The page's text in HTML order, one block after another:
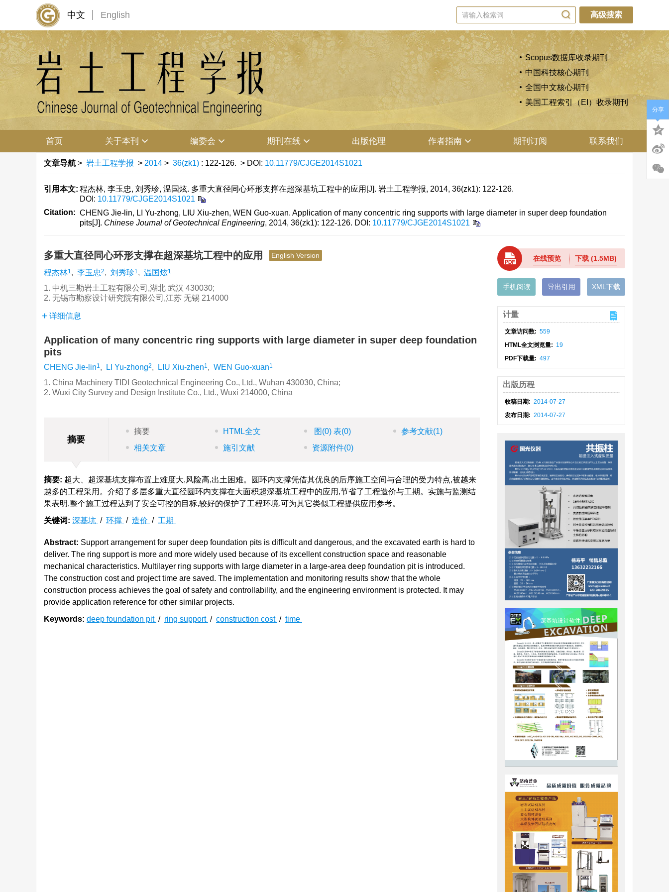
中文 English 高级搜索
Scopus数据库收录期刊
中国科技核心期刊
全国中文核心期刊
美国工程索引（EI）收录期刊
首页 关于本刊 编委会 期刊在线 出版伦理 作者指南 期刊订阅 联系我们
文章导航 > 岩土工程学报 > 2014 > 36(zk1) : 122-126. > DOI: 10.11779/CJGE2014S1021
引用本文: 程杰林, 李玉忠, 刘秀珍, 温国炫. 多重大直径同心环形支撑在超深基坑工程中的应用[J]. 岩土工程学报, 2014, 36(zk1): 122-126.
DOI: 10.11779/CJGE2014S1021
Citation: CHENG Jie-lin, LI Yu-zhong, LIU Xiu-zhen, WEN Guo-xuan. Application of many concentric ring supports with large diameter in super deep foundation
pits[J]. Chinese Journal of Geotechnical Engineering, 2014, 36(zk1): 122-126. DOI: 10.11779/CJGE2014S1021
多重大直径同心环形支撑在超深基坑工程中的应用 English Version
程杰林1, 李玉忠2, 刘秀珍1, 温国炫1
1. 中机三勘岩土工程有限公司,湖北 武汉 430030;
2. 无锡市勘察设计研究院有限公司,江苏 无锡 214000
详细信息
Application of many concentric ring supports with large diameter in super deep foundation
pits
CHENG Jie-lin1, LI Yu-zhong2, LIU Xiu-zhen1, WEN Guo-xuan1
1. China Machinery TIDI Geotechnical Engineering Co., Ltd., Wuhan 430030, China;
2. Wuxi City Survey and Design Institute Co., Ltd., Wuxi 214000, China
摘要
摘要 HTML全文 图 (0) 表(0) 参考文献(1)
相关文章
施引文献 资源附件(0)
摘要: 超大、超深基坑支撑布置上难度大,风险高,出土困难。圆环内支撑凭借其优良的后序施工空间与合理的受力特点,被越来
越多的工程采用。介绍了多层多重大直径圆环内支撑在大面积超深基坑工程中的应用,节省了工程造价与工期。实施与监测结
果表明,整个施工过程达到了安全可控的目标,较好的保护了工程环境,可为其它类似工程提供应用参考。
关键词: 深基坑 / 环撑 / 造价 / 工期
Abstract: Support arrangement for super deep foundation pits is difficult and dangerous, and the excavated earth is hard to
deliver. The ring support is more and more widely used because of its excellent construction space and reasonable
mechanical characteristics. Multilayer ring supports with large diameter in a large-area deep foundation pit is introduced.
The construction cost and project time are saved. The implementation and monitoring results show that the whole
construction process achieves the goal of safety and controllability, and the engineering environment is protected. It may
provide application reference for other similar projects.
Keywords: deep foundation pit / ring support / construction cost / time
在线预览 下载(1.5MB)
手机阅读 导出引用 XML下载
计量
文章访问数: 559
HTML全文浏览量: 19
PDF下载量: 497
出版历程
收稿日期: 2014-07-27
发布日期: 2014-07-27
分享